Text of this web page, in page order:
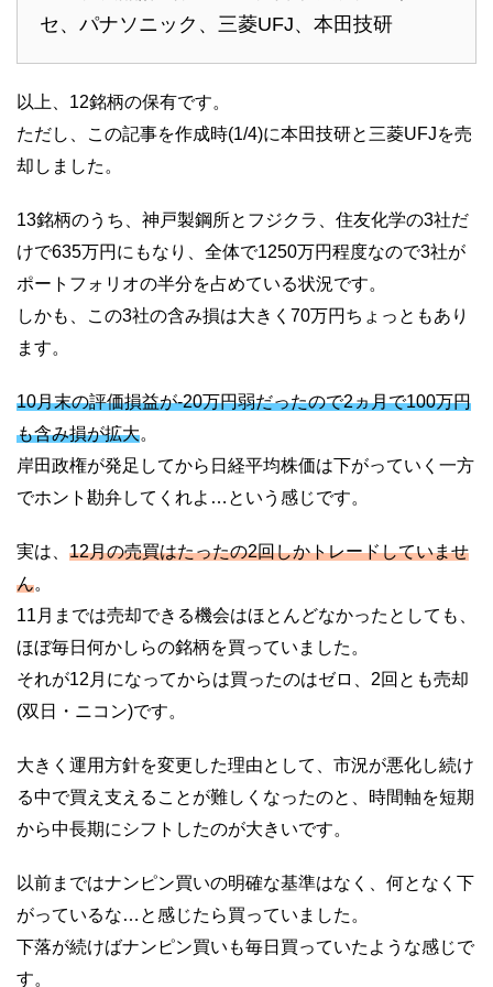
セ、パナソニック、三菱UFJ、本田技研
以上、12銘柄の保有です。
ただし、この記事を作成時(1/4)に本田技研と三菱UFJを売
却しました。
13銘柄のうち、神戸製鋼所とフジクラ、住友化学の3社だ
けで635万円にもなり、全体で1250万円程度なので3社が
ポートフォリオの半分を占めている状況です。
しかも、この3社の含み損は大きく70万円ちょっともあり
ます。
10月末の評価損益が-20万円弱だったので2ヵ月で100万円
も含み損が拡大。
岸田政権が発足してから日経平均株価は下がっていく一方
でホント勘弁してくれよ…という感じです。
実は、 12月の売買はたったの2回しかトレードしていませ
ん。
11月までは売却できる機会はほとんどなかったとしても、
ほぼ毎日何かしらの銘柄を買っていました。
それが12月になってからは買ったのはゼロ、2回とも売却
(双日・ニコン)です。
大きく運用方針を変更した理由として、市況が悪化し続け
る中で買え支えることが難しくなったのと、時間軸を短期
から中長期にシフトしたのが大きいです。
以前まではナンピン買いの明確な基準はなく、何となく下
がっているな…と感じたら買っていました。
下落が続けばナンピン買いも毎日買っていたような感じで
す。